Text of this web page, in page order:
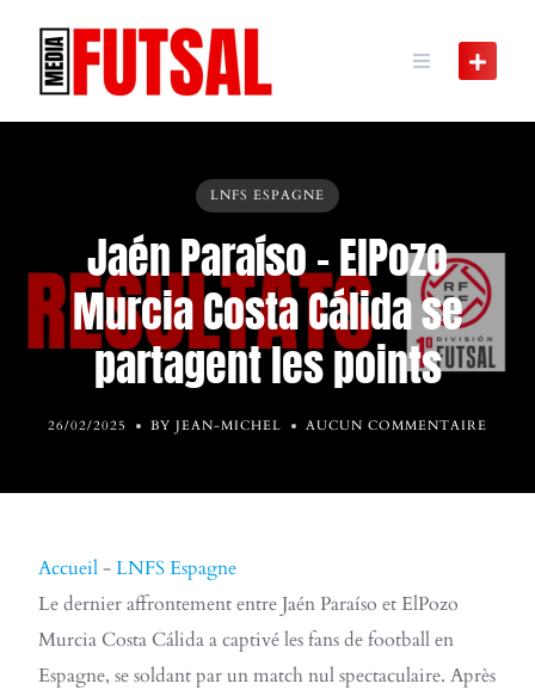
content
LNFS ESPAGNE
Jaén Paraíso – ElPozo
Murcia Costa Cálida se
partagent les points
26/02/2025 BY JEAN-MICHEL AUCUN COMMENTAIRE
Accueil-LNFS Espagne
Le dernier affrontement entre Jaén Paraíso et ElPozo
Murcia Costa Cálida a captivé les fans de football en
Espagne, se soldant par un match nul spectaculaire. Après